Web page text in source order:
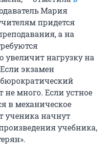
Мария
придется
а на
увеличит нагрузку на
экзамен
не много. Если устное
в механическое
ученика начнут
учебника,